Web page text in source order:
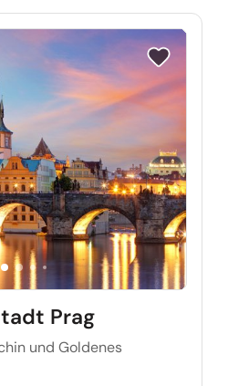
Reise auf
Prag
und Goldenes